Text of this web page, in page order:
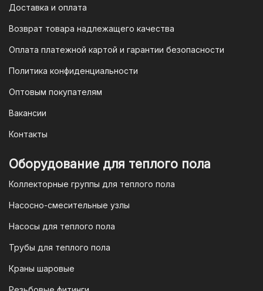
доступен для большинства российских
3. Оплата по QR-коду
— это QR-код. После оформления
заказа мы предоставим вам
уникальный QR-код, который можно
приложении вашего банка. Это быстро,
удобно и безопасно.
юридических лиц
Для наших корпоративных клиентов
мы предлагаем безналичную оплату по
выставим вам счет, который можно
оплатить в течение 3 рабочих дней.
Доставка и оплата
Возврат товара надлежащего качества
Оплата платежной картой и гарантии безопасности
Политика конфиденциальности
Оптовым покупателям
Вакансии
Контакты
Оборудование для теплого пола
Коллекторные группы для теплого пола
Насосно-смесительные узлы
Насосы для теплого пола
Трубы для теплого пола
Краны шаровые